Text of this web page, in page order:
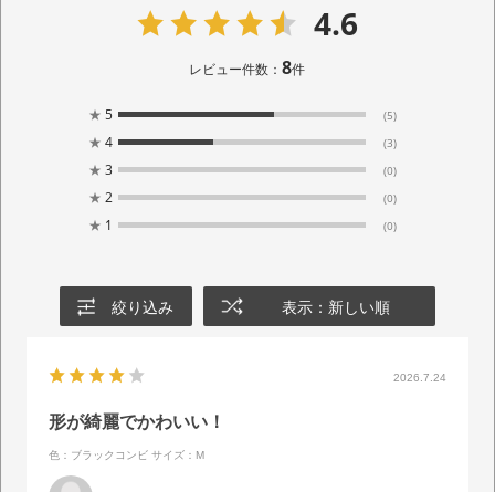
4.6
レビュー件数：8件
★ 5 (5)
★ 4 (3)
★ 3 (0)
★ 2 (0)
★ 1 (0)
絞り込み 表示：新しい順
2026.7.24
形が綺麗でかわいい！
色：ブラックコンビ サイズ：M